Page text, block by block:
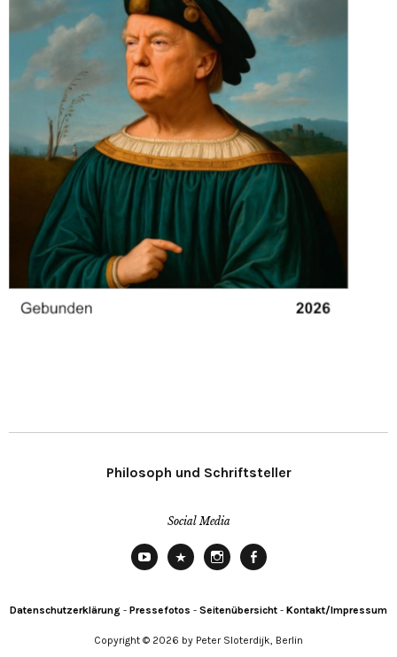
Philosoph und Schriftsteller
Social Media
Datenschutzerklärung - Pressefotos - Seitenübersicht - Kontakt/Impressum
Copyright © 2026 by Peter Sloterdijk, Berlin